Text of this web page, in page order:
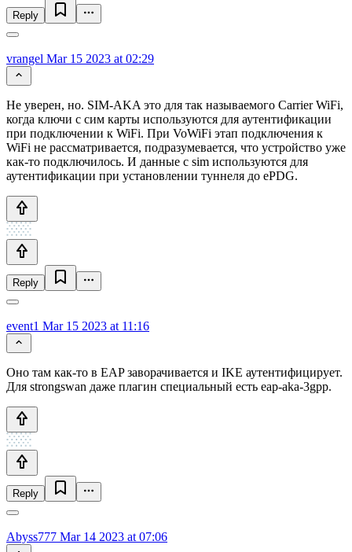
Reply
vrangel Mar 15 2023 at 02:29
Не уверен, но. SIM-AKA это для так называемого Carrier WiFi,
когда ключи с сим карты используются для аутентификации
при подключении к WiFi. При VoWiFi этап подключения к
WiFi не рассматривается, подразумевается, что устройство уже
как-то подключилось. И данные с sim используются для
аутентификации при установлении туннеля до ePDG.
Reply
event1 Mar 15 2023 at 11:16
Оно там как-то в EAP заворачивается и IKE аутентифицирует.
Для strongswan даже плагин специальный есть eap-aka-3gpp.
Reply
Abyss777 Mar 14 2023 at 07:06